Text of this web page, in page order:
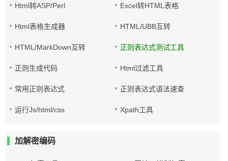
Html转ASP/Perl Excel转HTML表格
Html表格生成器 HTML/UBB互转
HTML/MarkDown互转 正则表达式测试工具
正则生成代码 Html过滤工具
常用正则表达式 正则表达式语法速查
运行Js/html/css Xpath工具
加解密编码